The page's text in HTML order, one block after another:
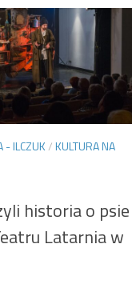
- ILCZUK/KULTURA NA
historia o psie
Latarnia w